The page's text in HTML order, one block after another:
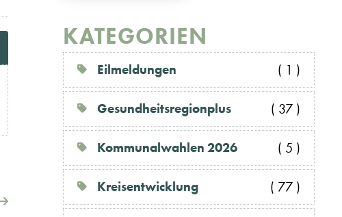
KATEGORIEN
Eilmeldungen ( 1 )
Gesundheitsregionplus ( 37 )
Kommunalwahlen 2026 ( 5 )
Kreisentwicklung ( 77 )